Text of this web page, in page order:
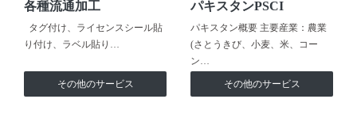
各種流通加工
タグ付け、ライセンスシール貼
り付け、ラベル貼り…
その他のサービス
パキスタンPSCI
パキスタン概要 主要産業：農業
(さとうきび、小麦、米、コー
ン…
その他のサービス